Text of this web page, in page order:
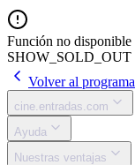
Función no disponible
SHOW_SOLD_OUT
Volver al programa
cine.entradas.com
Ayuda
Nuestras ventajas